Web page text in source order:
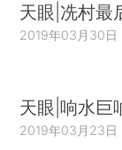
天眼|冼村最
2019年03月30日
天眼|响水巨
2019年03月23日